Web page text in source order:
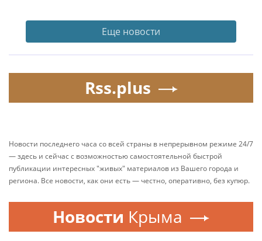
Еще новости
Rss.plus
Новости последнего часа со всей страны в непрерывном режиме 24/7
— здесь и сейчас с возможностью самостоятельной быстрой
публикации интересных "живых" материалов из Вашего города и
региона. Все новости, как они есть — честно, оперативно, без купюр.
Новости Крыма